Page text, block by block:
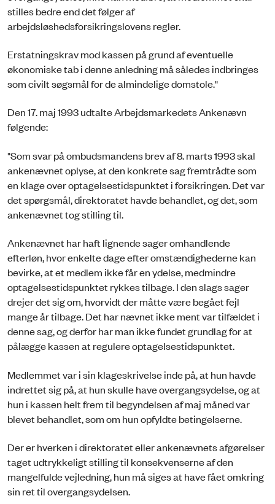
stilles bedre end det følger af
arbejdsløshedsforsikringslovens regler.
Erstatningskrav mod kassen på grund af eventuelle
økonomiske tab i denne anledning må således indbringes
som civilt søgsmål for de almindelige domstole."
Den 17. maj 1993 udtalte Arbejdsmarkedets Ankenævn
følgende:
"Som svar på ombudsmandens brev af 8. marts 1993 skal
ankenævnet oplyse, at den konkrete sag fremtrådte som
en klage over optagelsestidspunktet i forsikringen. Det var
det spørgsmål, direktoratet havde behandlet, og det, som
ankenævnet tog stilling til.
Ankenævnet har haft lignende sager omhandlende
efterløn, hvor enkelte dage efter omstændighederne kan
bevirke, at et medlem ikke får en ydelse, medmindre
optagelsestidspunktet rykkes tilbage. I den slags sager
drejer det sig om, hvorvidt der måtte være begået fejl
mange år tilbage. Det har nævnet ikke ment var tilfældet i
denne sag, og derfor har man ikke fundet grundlag for at
pålægge kassen at regulere optagelsestidspunktet.
Medlemmet var i sin klageskrivelse inde på, at hun havde
indrettet sig på, at hun skulle have overgangsydelse, og at
hun i kassen helt frem til begyndelsen af maj måned var
blevet behandlet, som om hun opfyldte betingelserne.
Der er hverken i direktoratet eller ankenævnets afgørelser
taget udtrykkeligt stilling til konsekvenserne af den
mangelfulde vejledning, hun må siges at have fået omkring
sin ret til overgangsydelsen.